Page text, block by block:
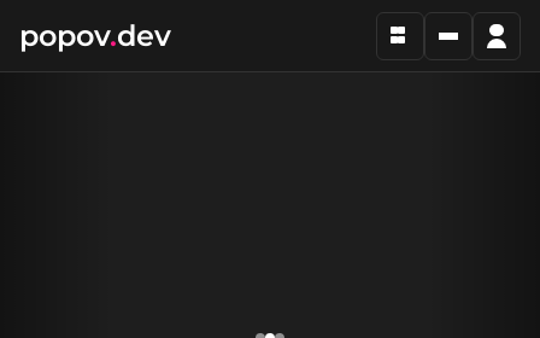
popov.dev
самозанятого